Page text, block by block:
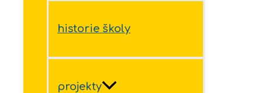
historie školy
projekty